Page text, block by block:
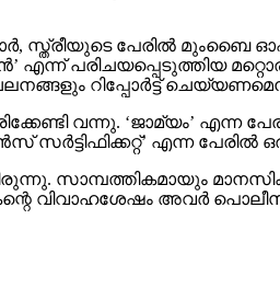
സ്ത്രീയുടെ പേരില്‍
പരിചയപ്പെടുത്തിയ
ചലനങ്ങളും റിപ്പോര്‍ട്ട്
വന്നു. ‘ജാമ്യം’
എന്ന പേരില്‍
സാമ്പത്തികമായും
വിവാഹശേഷം അവര്‍